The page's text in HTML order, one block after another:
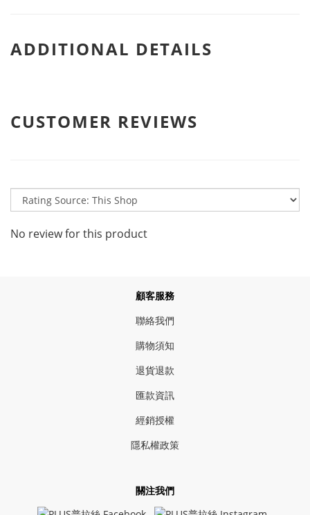
ADDITIONAL DETAILS
CUSTOMER REVIEWS
No review for this product
顧客服務
聯絡我們
購物須知
退貨退款
匯款資訊
經銷授權
隱私權政策
關注我們